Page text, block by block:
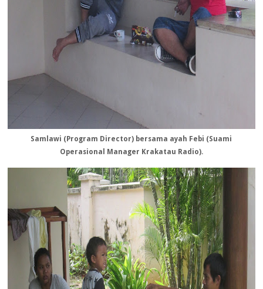
Samlawi (Program Director) bersama ayah Febi (Suami
Operasional Manager Krakatau Radio).